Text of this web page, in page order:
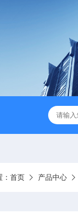
CS-300轨道式
首页 产品中心